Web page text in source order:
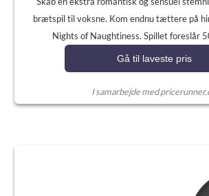
brætspil til voksne. Kom endnu tættere på
Nights of Naughtiness. Spillet foreslår
Gå til laveste pris
I samarbejde med